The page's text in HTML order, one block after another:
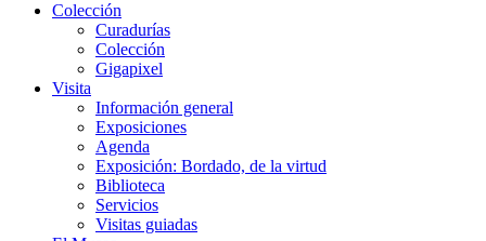
Colección
Curadurías
Colección
Gigapixel
Visita
Información general
Exposiciones
Agenda
Exposición: Bordado, de la virtud
Biblioteca
Servicios
Visitas guiadas